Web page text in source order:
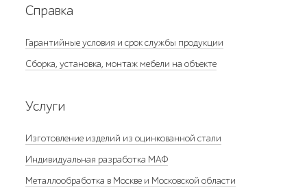
Справка
Гарантийные условия и срок службы продукции
Сборка, установка, монтаж мебели на объекте
Услуги
Изготовление изделий из оцинкованной стали
Индивидуальная разработка МАФ
Металлообработка в Москве и Московской области